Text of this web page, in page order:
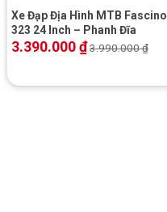
Pedal (bàn đạp)
Xe Đạp Địa Hình MTB Fascino
323 24 Inch – Phanh Đĩa
3.390.000₫3.990.000₫